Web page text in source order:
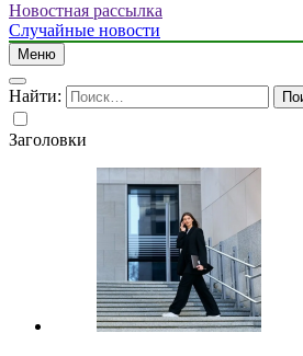
Новостная рассылка
Случайные новости
Меню
Найти:
Заголовки